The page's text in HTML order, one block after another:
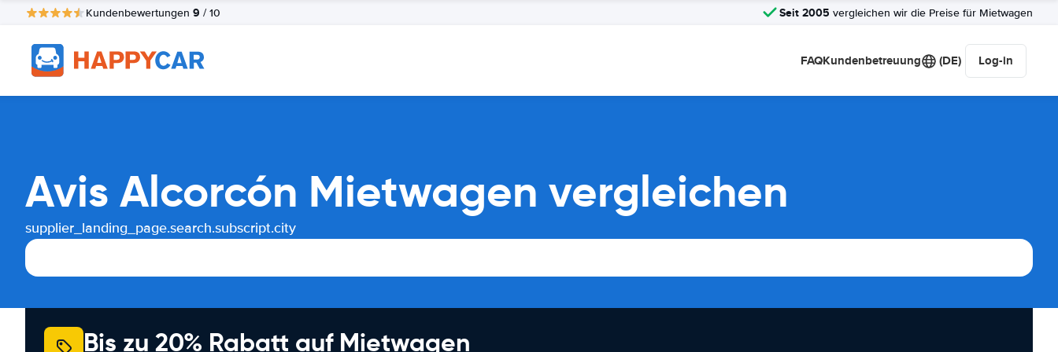
Kundenbewertungen 9 / 10 Seit 2005 vergleichen wir die Preise für Mietwagen
FAQKundenbetreuung (DE) Log-in
Avis Alcorcón Mietwagen vergleichen
supplier_landing_page.search.subscript.city
Bis zu 20% Rabatt auf Mietwagen